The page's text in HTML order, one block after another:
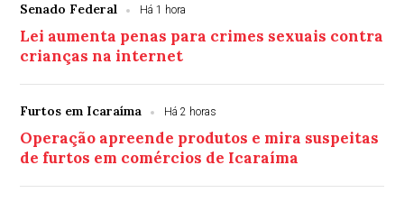
Senado Federal Há 1 hora
Lei aumenta penas para crimes sexuais contra
crianças na internet
Furtos em Icaraíma Há 2 horas
Operação apreende produtos e mira suspeitas
de furtos em comércios de Icaraíma